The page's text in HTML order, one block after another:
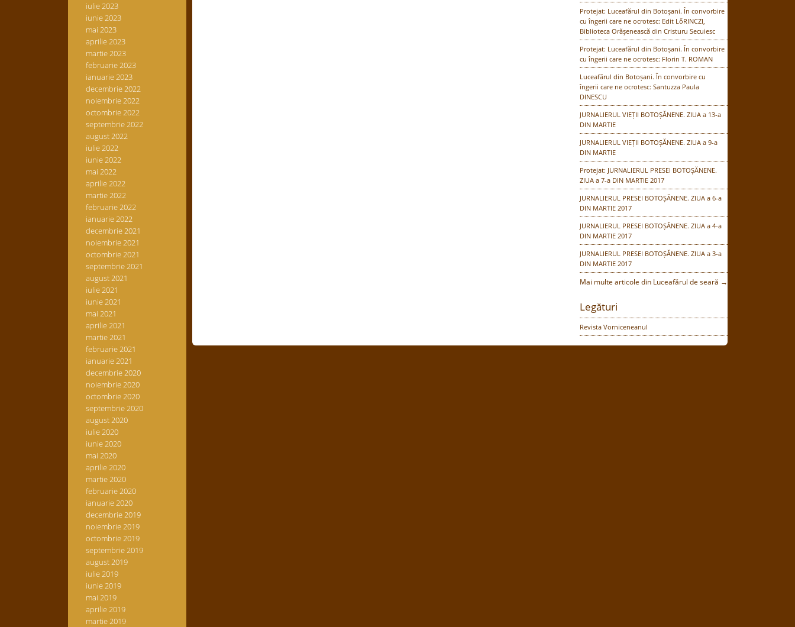
iulie 2023
iunie 2023
mai 2023
aprilie 2023
martie 2023
februarie 2023
ianuarie 2023
decembrie 2022
noiembrie 2022
octombrie 2022
septembrie 2022
august 2022
iulie 2022
iunie 2022
mai 2022
aprilie 2022
martie 2022
februarie 2022
ianuarie 2022
decembrie 2021
noiembrie 2021
octombrie 2021
septembrie 2021
august 2021
iulie 2021
iunie 2021
mai 2021
aprilie 2021
martie 2021
februarie 2021
ianuarie 2021
decembrie 2020
noiembrie 2020
octombrie 2020
septembrie 2020
august 2020
iulie 2020
iunie 2020
mai 2020
aprilie 2020
martie 2020
februarie 2020
ianuarie 2020
decembrie 2019
noiembrie 2019
octombrie 2019
septembrie 2019
august 2019
iulie 2019
iunie 2019
mai 2019
aprilie 2019
martie 2019
Protejat: Luceafărul din Botoșani. În convorbire
cu îngerii care ne ocrotesc: Edit LőRINCZI,
Biblioteca Orășenească din Cristuru Secuiesc
Protejat: Luceafărul din Botoșani. În convorbire
cu îngerii care ne ocrotesc: Florin T. ROMAN
Luceafărul din Botoșani. În convorbire cu
îngerii care ne ocrotesc: Santuzza Paula
DINESCU
JURNALIERUL VIEȚII BOTOȘĂNENE. ZIUA a 13-a
DIN MARTIE
JURNALIERUL VIEȚII BOTOȘĂNENE. ZIUA a 9-a
DIN MARTIE
Protejat: JURNALIERUL PRESEI BOTOȘĂNENE.
ZIUA a 7-a DIN MARTIE 2017
JURNALIERUL PRESEI BOTOȘĂNENE. ZIUA a 6-a
DIN MARTIE 2017
JURNALIERUL PRESEI BOTOȘĂNENE. ZIUA a 4-a
DIN MARTIE 2017
JURNALIERUL PRESEI BOTOȘĂNENE. ZIUA a 3-a
DIN MARTIE 2017
Mai multe articole din Luceafărul de seară →
Legături
Revista Vorniceneanul